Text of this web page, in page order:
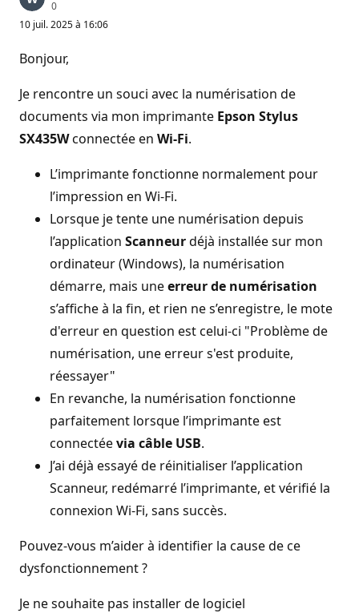
0P
i
t
s
e
r
é
p
u
t
o
10 juil. 2025 à 16:06
Bonjour,
Je rencontre un souci avec la numérisation de
documents via mon imprimante Epson Stylus
SX435Wconnectée en Wi-Fi.
L’imprimante fonctionne normalement pour
l’impression en Wi-Fi.
Lorsque je tente une numérisation depuis
l’application Scanneurdéjà installée sur mon
ordinateur (Windows), la numérisation
démarre, mais uneerreur de numérisation
s’affiche à la fin, et rien ne s’enregistre, le mote
d'erreur en question est celui-ci "Problème de
numérisation, une erreur s'est produite,
réessayer"
En revanche, la numérisation fonctionne
parfaitement lorsque l’imprimante est
connectéevia câble USB.
J’ai déjà essayé de réinitialiser l’application
Scanneur, redémarré l’imprimante, et vérifié la
connexion Wi-Fi, sans succès.
Pouvez-vous m’aider à identifier la cause de ce
dysfonctionnement ?
Je ne souhaite pas installer de logiciel